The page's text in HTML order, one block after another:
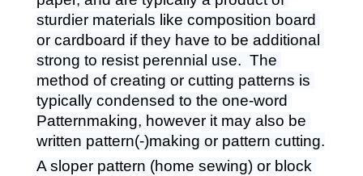
sturdier materials like composition board
or cardboard if they have to be additional
strong to resist perennial use.  The
method of creating or cutting patterns is
typically condensed to the one-word
Patternmaking, however it may also be
written pattern(-)making or pattern cutting.
A sloper pattern (home sewing) or block